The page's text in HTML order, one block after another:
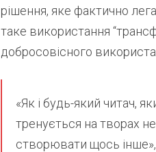
рішення, яке фактично
таке використання
добросовісного
«Як і будь-який читач,
тренується на творах
створювати щось